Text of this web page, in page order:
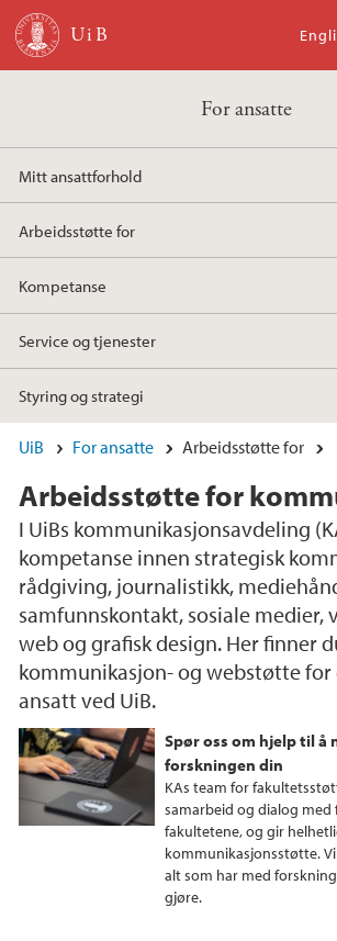
Hopp til hovedinnhold
For ansatte
Mitt ansattforhold
Arbeidsstøtte for
Kompetanse
Service og tjenester
Styring og strategi
UiB For ansatte Arbeidsstøtte for
Arbeidsstøtte for
I UiBs kommunikasjonsavdeling
kompetanse innen strategisk
rådgiving, journalistikk,
samfunnskontakt, sosiale medier,
web og grafisk design. Her finner
kommunikasjon- og webstøtte for
ansatt ved UiB.
Spør oss om hjelp til å
forskningen din
KAs team for
samarbeid og dialog med
fakultetene, og gir
kommunikasjonsstøtte.
alt som har med
gjøre.